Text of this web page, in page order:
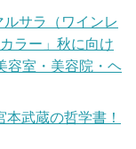
サラ（ワインレ
ラー」秋に向け
容室・美容院・ヘ
武蔵の哲学書！